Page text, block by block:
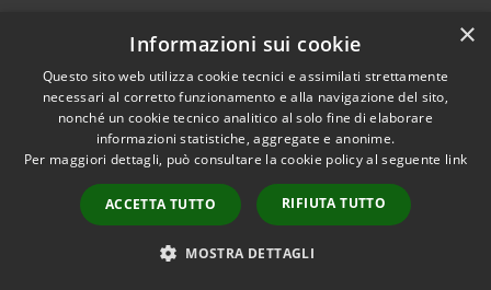
Segnalazione disservizio
Leggi le FAQ
Richiesta assistenza
×
Informazioni sui cookie
Questo sito web utilizza cookie tecnici e assimilati strettamente
necessari al corretto funzionamento e alla navigazione del sito,
nonché un cookie tecnico analitico al solo fine di elaborare
informazioni statistiche, aggregate e anonime.
Per maggiori dettagli, può consultare la cookie policy al seguente link
ACCETTA TUTTO RIFIUTA TUTTO
MOSTRA DETTAGLI